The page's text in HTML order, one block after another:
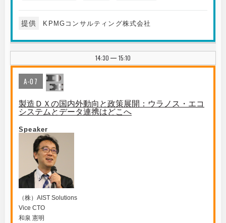
提供 KPMGコンサルティング株式会社
14:30 | 15:10
A-07
製造ＤＸの国内外動向と政策展開：ウラノス・エコ
システムとデータ連携はどこへ
Speaker
（株）AIST Solutions
Vice CTO
和泉 憲明